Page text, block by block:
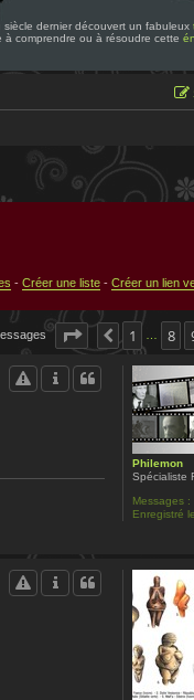
dernier découvert un fabuleux
à comprendre ou à résoudre cette
- Créer une liste - Créer un lien
Page 10sur 14
Précédente
1 8
Philemon
Spécialiste
Messages :
Enregistré